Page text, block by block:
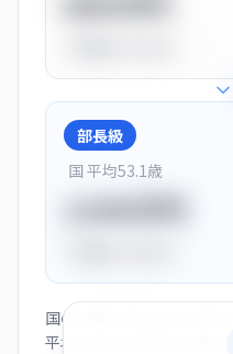
部長級
国 平均53.1歳
国の役職別賃金（部長・課長
平均年収から逆算した推計